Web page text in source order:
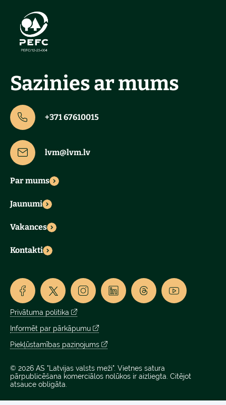
Sazinies ar mums
+371 67610015
lvm@lvm.lv
Par mums
Jaunumi
Vakances
Kontakti
Privātuma politika
Informēt par pārkāpumu
Piekļūstamības paziņojums
© 2026 AS "Latvijas valsts meži". Vietnes satura
pārpublicēšana komerciālos nolūkos ir aizliegta. Citējot
atsauce obligāta.